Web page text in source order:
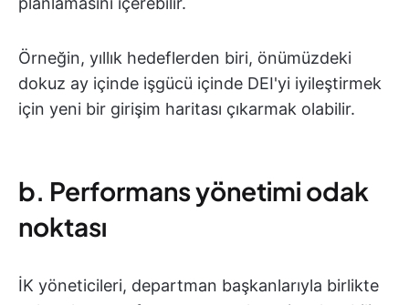
Örneğin, yıllık hedeflerden biri, önümüzdeki
dokuz ay içinde işgücü içinde DEI'yi iyileştirmek
için yeni bir girişim haritası çıkarmak olabilir.
b. Performans yönetimi odak
noktası
İK yöneticileri, departman başkanlarıyla birlikte